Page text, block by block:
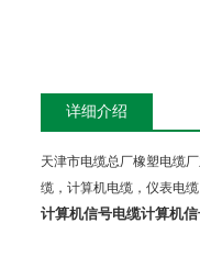
详细介绍
天津市电缆总厂橡塑电缆
缆，计算机电缆，仪表电
计算机信号电缆计算机